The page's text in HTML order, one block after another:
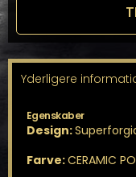
Yderligere
Egenskaber
Design:
Farve:CERAMIC